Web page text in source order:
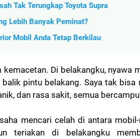
Tak Terungkap Toyota Supra
Lebih Banyak Peminat?
Mobil Anda Tetap Berkilau
Di belakangku, nyawa
pintu belakang. Saya tak bisa
dan rasa sakit, semua
mencari celah di antara
teriakan di belakangku